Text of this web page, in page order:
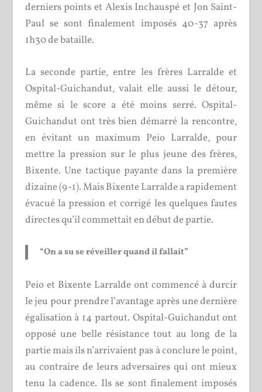
derniers points et Alexis Inchauspé et Jon Saint-
Paul se sont finalement imposés 40-37 après
1h30 de bataille.
La seconde partie, entre les frères Larralde et
Ospital-Guichandut, valait elle aussi le détour,
même si le score a été moins serré. Ospital-
Guichandut ont très bien démarré la rencontre,
en évitant un maximum Peio Larralde, pour
mettre la pression sur le plus jeune des frères,
Bixente. Une tactique payante dans la première
dizaine (9-1). Mais Bixente Larralde a rapidement
évacué la pression et corrigé les quelques fautes
directes qu’il commettait en début de partie.
“On a su se réveiller quand il fallait”
Peio et Bixente Larralde ont commencé à durcir
le jeu pour prendre l’avantage après une dernière
égalisation à 14 partout. Ospital-Guichandut ont
opposé une belle résistance tout au long de la
partie mais ils n’arrivaient pas à conclure le point,
au contraire de leurs adversaires qui ont mieux
tenu la cadence. Ils se sont finalement imposés